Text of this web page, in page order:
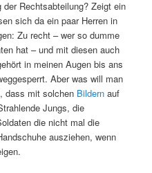
der Rechtsabteilung? Zeigt ein
sich da ein paar Herren in
Zu recht – wer so dumme
hat – und mit diesen auch
in meinen Augen bis ans
Aber was will man
dass mit solchen Bildernauf
Jungs, die
die nicht mal die
ausziehen, wenn